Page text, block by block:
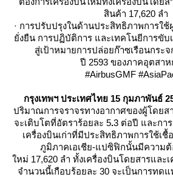
สินค้า 17,620 ลำ
· การปรับปรุงในด้านประสิทธิภาพการใช้
งยืน การปฏิบัติการ และเทคโนยีการขับ
สู่เป้าหมายการปล่อยก๊าซเรือนกระ
ปี 2593 ของภาคอุตสาห
#AirbusGMF
กรุงเทพฯ ประเทศไท15 กุมภาพันธ์
ปริมาณการจราจรทางอากาศของผู้โดยส
จะเติบโตที่อัตราร้อยละ 5.3 ต่อปี และกา
เครื่องบินเก่าที่มีประสิทธิภาพการใช้เชื้
ภูมิภาคเอเชีย-แปซิฟิกนั้นมีความต้
หม่ 17,620 ลำ ทั้งเครื่องบินโดยสารและ
จำนวนนี้เกือบร้อยละ 30 จะเป็นการทด